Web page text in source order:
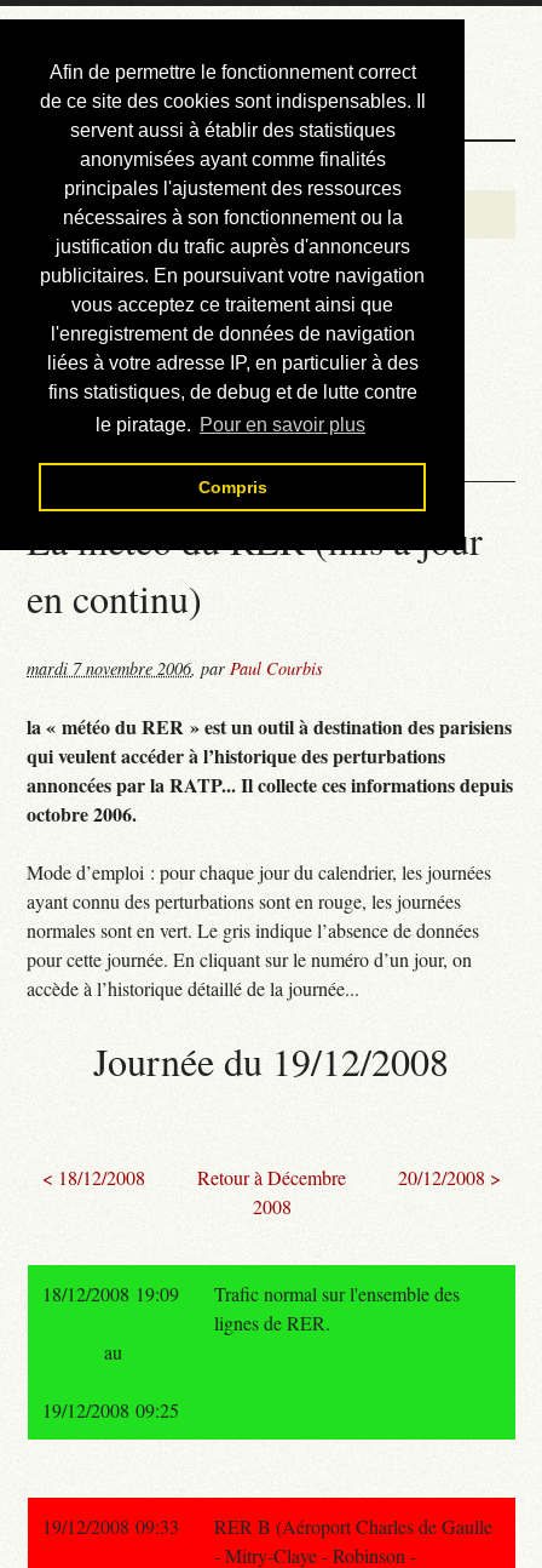
Afin de permettre le fonctionnement correct
de ce site des cookies sont indispensables. Il
servent aussi à établir des statistiques
anonymisées ayant comme finalités
principales l'ajustement des ressources
nécessaires à son fonctionnement ou la
justification du trafic auprès d'annonceurs
publicitaires. En poursuivant votre navigation
vous acceptez ce traitement ainsi que
l'enregistrement de données de navigation
liées à votre adresse IP, en particulier à des
fins statistiques, de debug et de lutte contre
le piratage. Pour en savoir plus
Compris
Courbis, « LE »
Blog Officiel
Bienvenue
Réalisations
Divers (et d’été)
Annonces
Liens externes
Téléchargement
Contact
La météo du RER (mis à jour
en continu)
mardi 7 novembre 2006,parPaul Courbis
la « météo du RER » est un outil à destination des parisiens
qui veulent accéder à l’historique des perturbations
annoncées par la RATP... Il collecte ces informations depuis
octobre 2006.
Mode d’emploi : pour chaque jour du calendrier, les journées
ayant connu des perturbations sont en rouge, les journées
normales sont en vert. Le gris indique l’absence de données
pour cette journée. En cliquant sur le numéro d’un jour, on
accède à l’historique détaillé de la journée...
Journée du 19/12/2008
< 18/12/2008
Retour à Décembre
2008
20/12/2008 >
18/12/2008 19:09
Trafic normal sur l'ensemble des
lignes de RER.
au
19/12/2008 09:25
19/12/2008 09:33
RER B (Aéroport Charles de Gaulle
- Mitry-Claye - Robinson -